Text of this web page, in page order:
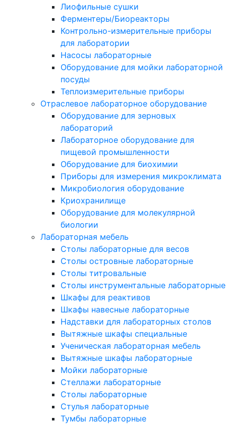
Лиофильные сушки
Ферментеры/Биореакторы
Контрольно-измерительные приборы
для лаборатории
Насосы лабораторные
Оборудование для мойки лабораторной
посуды
Теплоизмерительные приборы
Отраслевое лабораторное оборудование
Оборудование для зерновых
лабораторий
Лабораторное оборудование для
пищевой промышленности
Оборудование для биохимии
Приборы для измерения микроклимата
Микробиология оборудование
Криохранилище
Оборудование для молекулярной
биологии
Лабораторная мебель
Столы лабораторные для весов
Столы островные лабораторные
Столы титровальные
Столы инструментальные лабораторные
Шкафы для реактивов
Шкафы навесные лабораторные
Надставки для лабораторных столов
Вытяжные шкафы специальные
Ученическая лабораторная мебель
Вытяжные шкафы лабораторные
Мойки лабораторные
Стеллажи лабораторные
Столы лабораторные
Стулья лабораторные
Тумбы лабораторные